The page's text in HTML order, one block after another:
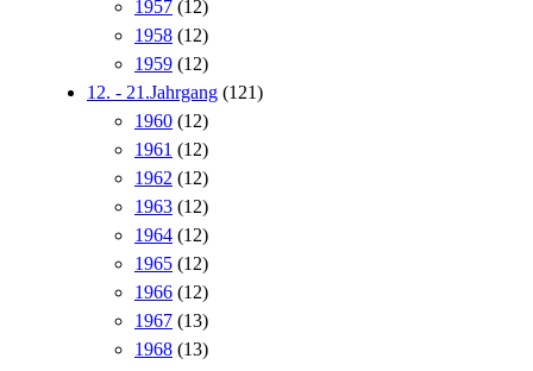
1957 (12)
1958 (12)
1959 (12)
12. - 21.Jahrgang (121)
1960 (12)
1961 (12)
1962 (12)
1963 (12)
1964 (12)
1965 (12)
1966 (12)
1967 (13)
1968 (13)